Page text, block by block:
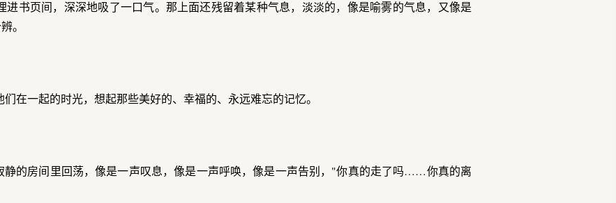
进书页间，深深地吸了一口气。那上面还残留着某种气息，淡淡的，像是喻雾的气息，又像是
。
在一起的时光，想起那些美好的、幸福的、永远难忘的记忆。
的房间里回荡，像是一声叹息，像是一声呼唤，像是一声告别，"你真的走了吗……你真的离